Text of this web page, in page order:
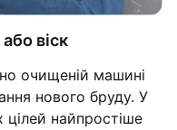
віск
очищеній машині
нового бруду. У
найпростіше